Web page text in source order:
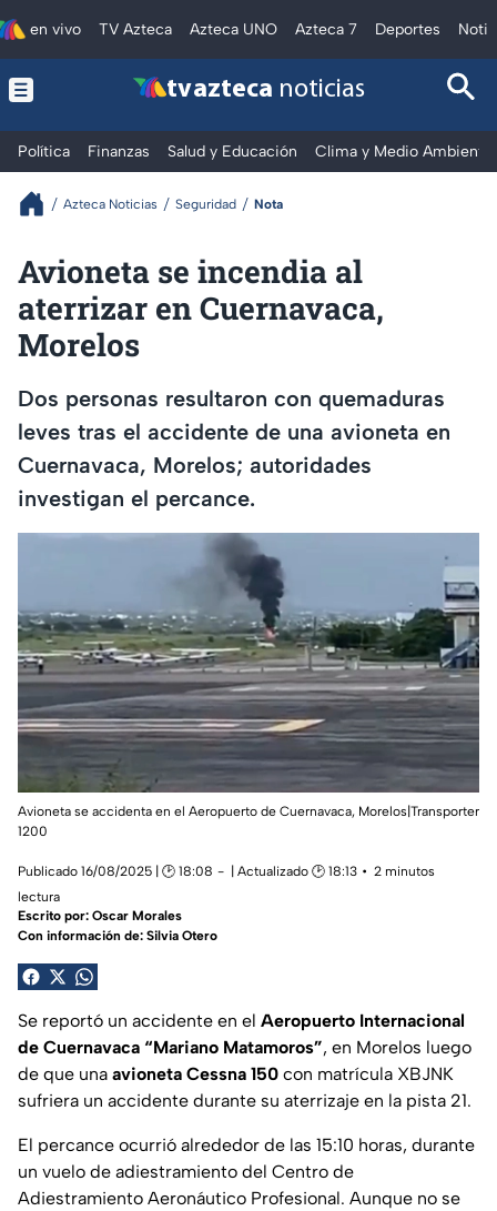
en vivo TV Azteca Azteca UNO Azteca 7 Deportes
tv azteca noticias
Política Finanzas Salud y Educación Clima y Medio Ambiente
Azteca Noticias Seguridad Nota
Avioneta se incendia al
aterrizar en Cuernavaca,
Morelos
Dos personas resultaron con quemaduras
leves tras el accidente de una avioneta en
Cuernavaca, Morelos; autoridades
investigan el percance.
Avioneta se accidenta en el Aeropuerto de Cuernavaca, Morelos|Transporter
1200
Publicado 16/08/2025 | 🕑 18:08 | Actualizado 🕑 18:13
2 minutos
lectura
Escrito por: Oscar Morales
Con información de: Silvia Otero
Se reportó un accidente en el Aeropuerto Internacional
de Cuernavaca “Mariano Matamoros”, en Morelos luego
de que una avioneta Cessna 150 con matrícula XBJNK
sufriera un accidente durante su aterrizaje en la pista 21.
El percance ocurrió alrededor de las 15:10 horas, durante
un vuelo de adiestramiento del Centro de
Adiestramiento Aeronáutico Profesional. Aunque no se